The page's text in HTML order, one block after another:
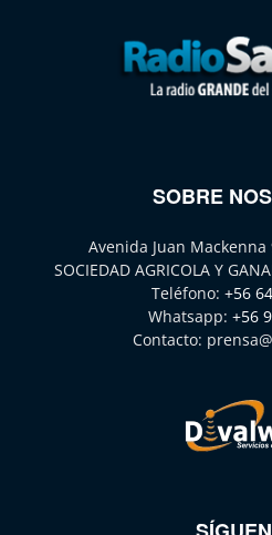
SOBRE
Avenida Juan
SOCIEDAD AGRICOLA Y
Teléfono: +56
Whatsapp: +56
Contacto: